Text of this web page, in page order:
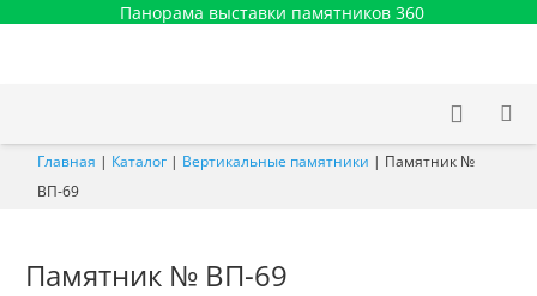
Панорама выставки памятников 360
Главная | Каталог | Вертикальные памятники | Памятник №
ВП-69
Памятник № ВП-69